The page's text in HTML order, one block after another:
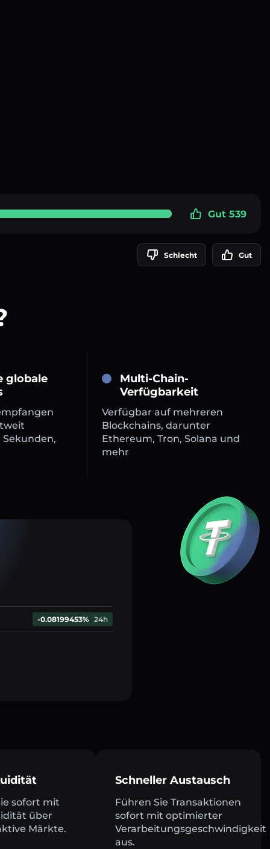
Gut 539
Schlecht Gut
globale
Multi-Chain-
Verfügbarkeit
Verfügbar auf mehreren
Blockchains, darunter
Ethereum, Tron, Solana und
mehr
-0.08199453% 24h
sofort mit
über
Märkte.
Schneller Austausch
Führen Sie Transaktionen
sofort mit optimierter
Verarbeitungsgeschwindigkeit
aus.